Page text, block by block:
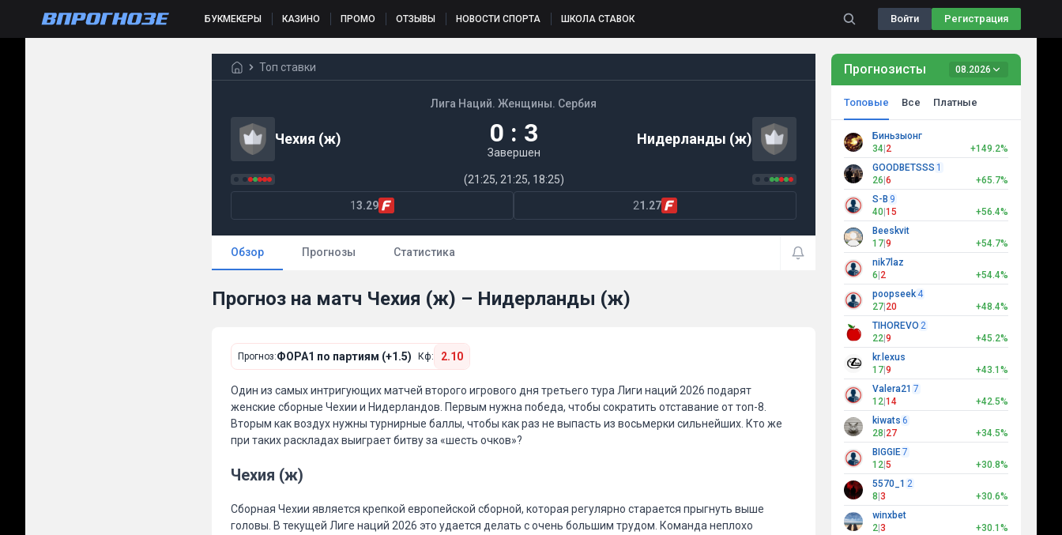
БУКМЕКЕРЫ КАЗИНО ПРОМО ОТЗЫВЫ НОВОСТИ СПОРТА ШКОЛА СТАВОК Войти Регистрация
Топ ставки
Лига Наций. Женщины. Сербия
Чехия (ж) 0 : 3
Завершен
Нидерланды (ж)
(21:25, 21:25, 18:25)
1 3.29 21.27
Обзор Прогнозы Статистика
Прогноз на матч Чехия (ж) – Нидерланды (ж)
Прогноз:ФОРА1 по партиям (+1.5) Кф: 2.10
Один из самых интригующих матчей второго игрового дня третьего тура Лиги наций 2026 подарят
женские сборные Чехии и Нидерландов. Первым нужна победа, чтобы сократить отставание от топ-8.
Вторым как воздух нужны турнирные баллы, чтобы как раз не выпасть из восьмерки сильнейших. Кто же
при таких раскладах выиграет битву за «шесть очков»?
Чехия (ж)
Сборная Чехии является крепкой европейской сборной, которая регулярно старается прыгнуть выше
головы. В текущей Лиге наций 2026 это удается делать с очень большим трудом. Команда неплохо
Прогнозисты 08.2026
Топовые Все Платные
Биньзыонг
34 2
+149.2%
GOODBETSSS 1
26 6
+65.7%
S-B 9
40 15
+56.4%
Beeskvit
17 9
+54.7%
nik7laz
6 2
+54.4%
poopseek 4
27 20
+48.4%
TIHOREVO 2
22 9
+45.2%
kr.lexus
17 9
+43.1%
Valera21 7
12 14
+42.5%
kiwats 6
28 27
+34.5%
BIGGIE7
12 5
+30.8%
5570_1 2
8 3
+30.6%
winxbet
2 3
+30.1%